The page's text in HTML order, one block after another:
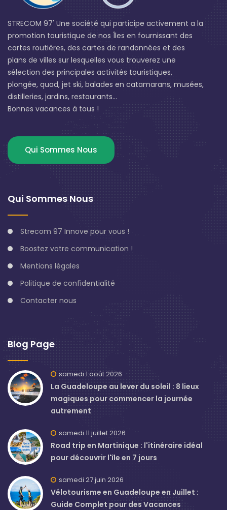
STRECOM 97' Une société qui participe activement a la
promotion touristique de nos Îles en fournissant des
cartes routières, des cartes de randonnées et des
plans de villes sur lesquelles vous trouverez une
sélection des principales activités touristiques,
plongée, quad, jet ski, balades en catamarans, musées,
distilleries, jardins, restaurants...
Bonnes vacances à tous !
Qui Sommes Nous
Qui Sommes Nous
Strecom 97 Innove pour vous !
Boostez votre communication !
Mentions légales
Politique de confidentialité
Contacter nous
Blog Page
samedi 1 août 2026
La Guadeloupe au lever du soleil : 8 lieux
magiques pour commencer la journée
autrement
samedi 11 juillet 2026
Road trip en Martinique : l'itinéraire idéal
pour découvrir l'île en 7 jours
samedi 27 juin 2026
Vélotourisme en Guadeloupe en Juillet :
Guide Complet pour des Vacances